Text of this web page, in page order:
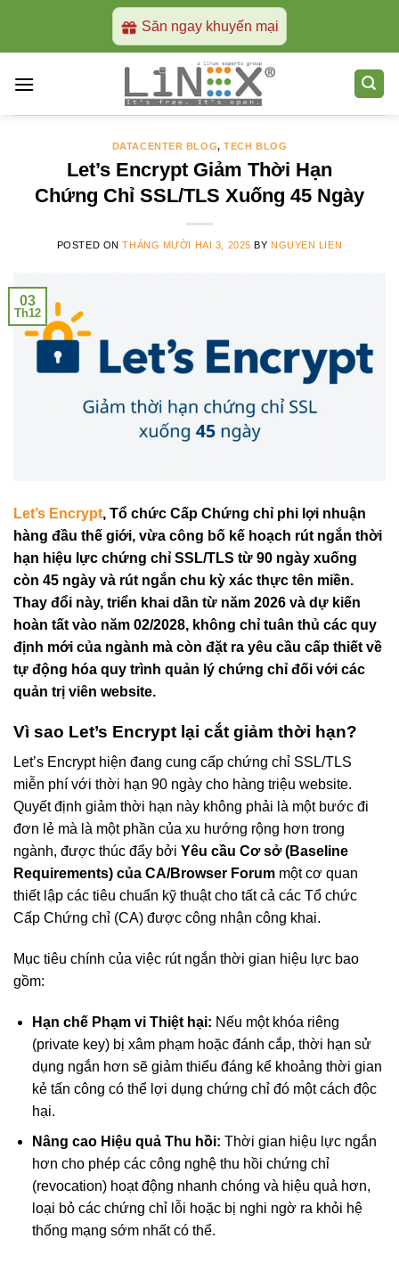
content
Săn ngay khuyến mại
DATACENTER BLOG,TECH BLOG
Let’s Encrypt Giảm Thời Hạn
Chứng Chỉ SSL/TLS Xuống 45 Ngày
POSTED ONTHÁNG MƯỜI HAI 3, 2025 BY NGUYEN LIEN
03
Th12
Let’s Encrypt, Tổ chức Cấp Chứng chỉ phi lợi nhuận
hàng đầu thế giới, vừa công bố kế hoạch rút ngắn thời
hạn hiệu lực chứng chỉ SSL/TLS từ 90 ngày xuống
còn 45 ngày và rút ngắn chu kỳ xác thực tên miền.
Thay đổi này, triển khai dần từ năm 2026 và dự kiến
hoàn tất vào năm 02/2028, không chỉ tuân thủ các quy
định mới của ngành mà còn đặt ra yêu cầu cấp thiết về
tự động hóa quy trình quản lý chứng chỉ đối với các
quản trị viên website.
Vì sao Let’s Encrypt lại cắt giảm thời hạn?
Let’s Encrypt hiện đang cung cấp chứng chỉ SSL/TLS
miễn phí với thời hạn 90 ngày cho hàng triệu website.
Quyết định giảm thời hạn này không phải là một bước đi
đơn lẻ mà là một phần của xu hướng rộng hơn trong
ngành, được thúc đẩy bởi Yêu cầu Cơ sở (Baseline
Requirements) của CA/Browser Forum một cơ quan
thiết lập các tiêu chuẩn kỹ thuật cho tất cả các Tổ chức
Cấp Chứng chỉ (CA) được công nhận công khai.
Mục tiêu chính của việc rút ngắn thời gian hiệu lực bao
gồm:
Hạn chế Phạm vi Thiệt hại: Nếu một khóa riêng
(private key) bị xâm phạm hoặc đánh cắp, thời hạn sử
dụng ngắn hơn sẽ giảm thiểu đáng kể khoảng thời gian
kẻ tấn công có thể lợi dụng chứng chỉ đó một cách độc
hại.
Nâng cao Hiệu quả Thu hồi: Thời gian hiệu lực ngắn
hơn cho phép các công nghệ thu hồi chứng chỉ
(revocation) hoạt động nhanh chóng và hiệu quả hơn,
loại bỏ các chứng chỉ lỗi hoặc bị nghi ngờ ra khỏi hệ
thống mạng sớm nhất có thể.